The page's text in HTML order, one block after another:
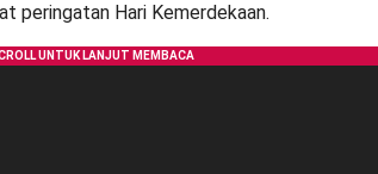
peringatan Hari Kemerdekaan.